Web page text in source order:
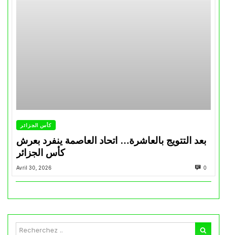
كأس الجزائر
بعد التتويج بالعاشرة… اتحاد العاصمة ينفرد بعرش
كأس الجزائر
Avril 30, 2026 0